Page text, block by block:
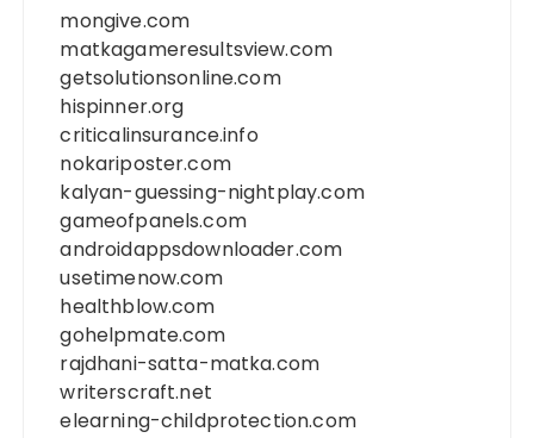
mongive.com
matkagameresultsview.com
getsolutionsonline.com
hispinner.org
criticalinsurance.info
nokariposter.com
kalyan-guessing-nightplay.com
gameofpanels.com
androidappsdownloader.com
usetimenow.com
healthblow.com
gohelpmate.com
rajdhani-satta-matka.com
writerscraft.net
elearning-childprotection.com